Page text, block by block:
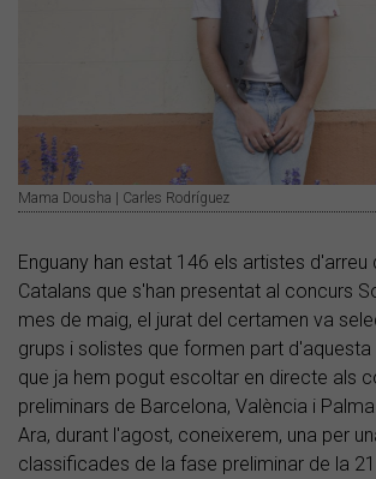
Mama Dousha | Carles Rodríguez
Enguany han estat 146 els artistes d'arreu
Catalans que s'han presentat al concurs
mes de maig, el jurat del certamen va
grups i solistes que formen part d'aquesta
que ja hem pogut escoltar en directe als
preliminars de Barcelona, València i
Ara, durant l'agost, coneixerem, una per
classificades de la fase preliminar de la